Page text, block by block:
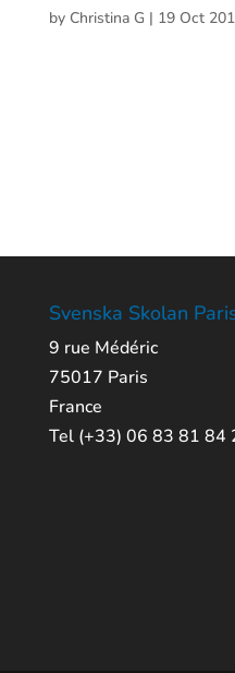
by Christina G | 19 Oct
Svenska Skolan
9 rue Médéric
75017 Paris
France
Tel (+33) 06 83 81 84